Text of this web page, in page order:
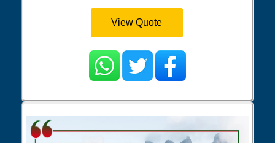
View Quote